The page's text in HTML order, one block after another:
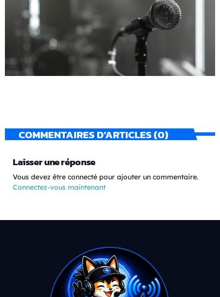
COMMENTAIRES D’ARTICLES (0)
Laisser une réponse
Vous devez être connecté pour ajouter un commentaire.
Connectez-vous maintenant